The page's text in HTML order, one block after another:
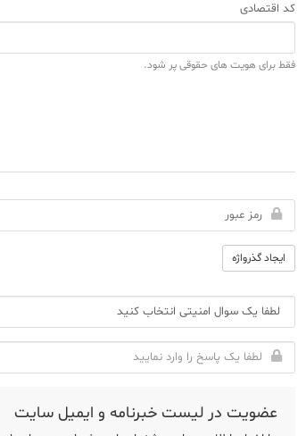
کد اقتصادی
فقط برای هویت های حقوقی پر شود.
ایجاد گذرواژه
عضویت در لیست خبرنامه و ایمیل سایت